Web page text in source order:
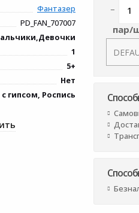
Фантазер
PD_FAN_707007
1
5+
Нет
гипсом, Роспись
−
пар/